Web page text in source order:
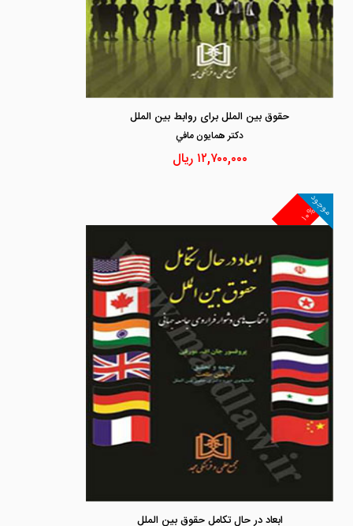
حقوق بین الملل برای روابط بین الملل
دكتر همايون مافي
۱۲,۷۰۰,۰۰۰ ریال
۱۰%
موجود
ابعاد در حال تکامل حقوق بین الملل